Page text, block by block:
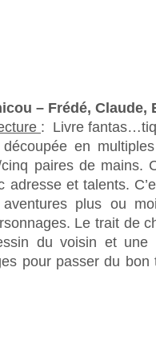
– Frédé, Claude,
: Livre
en
paires de mains.
adresse et talents.
plus ou
Le trait de
du voisin et une
pour passer du